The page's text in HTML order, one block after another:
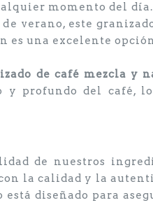
momento del
verano, este
una excelente
de café mezcla y
profundo del café,
de nuestros
la calidad y la
diseñado para